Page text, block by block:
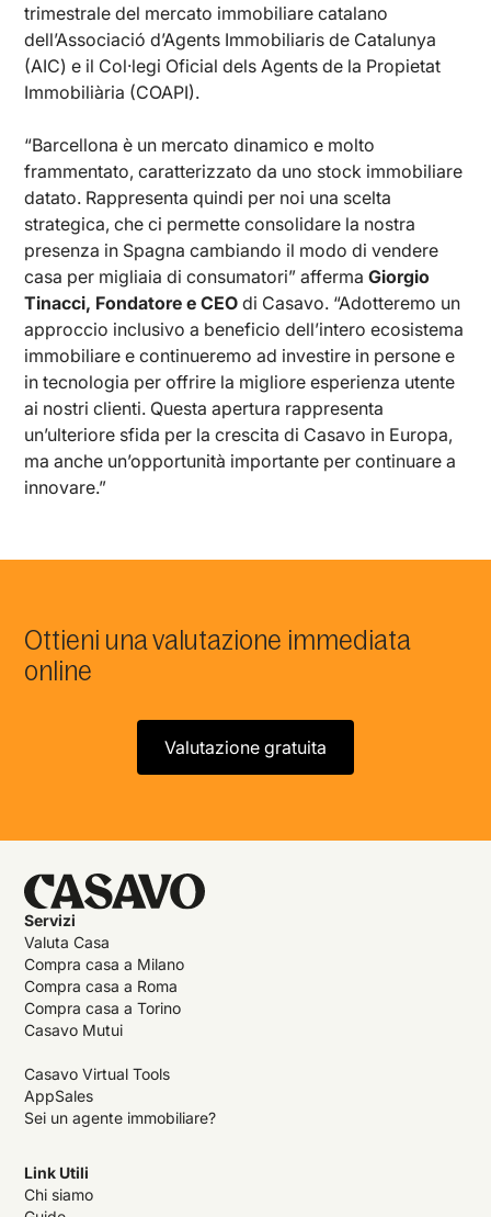
trimestrale del mercato immobiliare catalano
dell’Associació d’Agents Immobiliaris de Catalunya
(AIC) e il Col·legi Oficial dels Agents de la Propietat
Immobiliària (COAPI).
“Barcellona è un mercato dinamico e molto
frammentato, caratterizzato da uno stock immobiliare
datato. Rappresenta quindi per noi una scelta
strategica, che ci permette consolidare la nostra
presenza in Spagna cambiando il modo di vendere
casa per migliaia di consumatori” affermaGiorgio
Tinacci, Fondatore e CEO di Casavo. “Adotteremo un
approccio inclusivo a beneficio dell’intero ecosistema
immobiliare e continueremo ad investire in persone e
in tecnologia per offrire la migliore esperienza utente
ai nostri clienti. Questa apertura rappresenta
un’ulteriore sfida per la crescita di Casavo in Europa,
ma anche un’opportunità importante per continuare a
innovare.”
Ottieni una valutazione immediata
online
Valutazione gratuita
Servizi
Valuta Casa
Compra casa a Milano
Compra casa a Roma
Compra casa a Torino
Casavo Mutui
Casavo Virtual Tools
AppSales
Sei un agente immobiliare?
Link Utili
Chi siamo